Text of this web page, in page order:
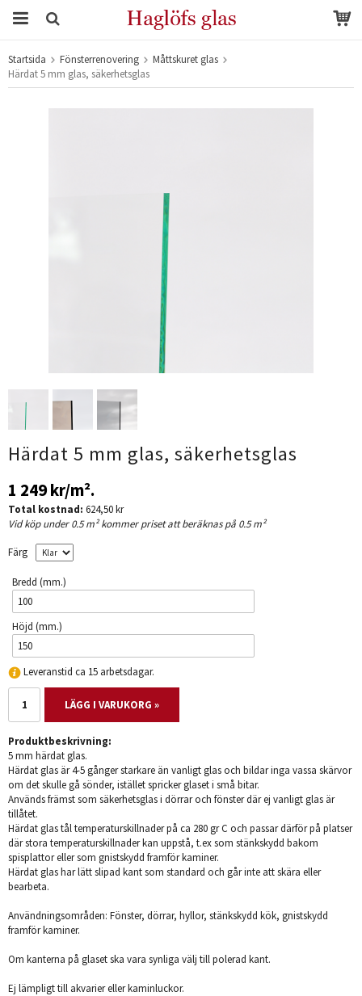
Produkten har blivit tillagd i varukorgen
Startsida Fönsterrenovering
Måttskuret glas
Härdat 5 mm glas, säkerhetsglas
Härdat 5 mm glas, säkerhetsglas
1 249 kr/m².
Total kostnad: 624,50 kr
Vid köp under 0.5 m² kommer priset att beräknas på 0.5 m²
Färg
Bredd (mm.)
Höjd (mm.)
Leveranstid ca 15 arbetsdagar.
LÄGG I VARUKORG »
Produktbeskrivning:
5 mm härdat glas.
Härdat glas är 4-5 gånger starkare än vanligt glas och bildar inga vassa skärvor
om det skulle gå sönder, istället spricker glaset i små bitar.
Används främst som säkerhetsglas i dörrar och fönster där ej vanligt glas är
tillåtet.
Härdat glas tål temperaturskillnader på ca 280 gr C och passar därför på platser
där stora temperaturskillnader kan uppstå, t.ex som stänkskydd bakom
spisplattor eller som gnistskydd framför kaminer.
Härdat glas har lätt slipad kant som standard och går inte att skära eller
bearbeta.
Användningsområden: Fönster, dörrar, hyllor, stänkskydd kök, gnistskydd
framför kaminer.
Om kanterna på glaset ska vara synliga välj till polerad kant.
Ej lämpligt till akvarier eller kaminluckor.